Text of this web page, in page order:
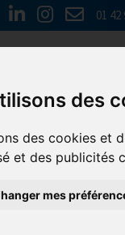
des
des cookies et
et des publicités
mes
01 42